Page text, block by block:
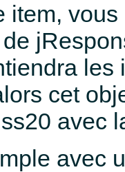
item,
de
les
cet
avec
avec